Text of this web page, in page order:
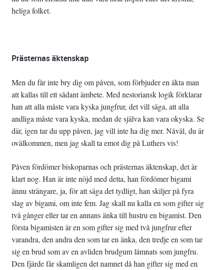
heliga folket.
Prästernas äktenskap
Men du får inte bry dig om påven, som förbjuder en äkta man
att kallas till ett sådant ämbete. Med nestoriansk logik förklarar
han att alla måste vara kyska jungfrur, det vill säga, att alla
andliga måste vara kyska, medan de själva kan vara okyska. Se
där, igen tar du upp påven, jag vill inte ha dig mer. Nåväl, du är
ovälkommen, men jag skall ta emot dig på Luthers vis!
Påven fördömer biskoparnas och prästernas äktenskap, det är
klart nog. Han är inte nöjd med detta, han fördömer bigami
ännu strängare, ja, för att säga det tydligt, han skiljer på fyra
slag av bigami, om inte fem. Jag skall nu kalla en som gifter sig
två gånger eller tar en annans änka till hustru en bigamist. Den
första bigamisten är en som gifter sig med två jungfrur efter
varandra, den andra den som tar en änka, den tredje en som tar
sig en brud som av en avliden brudgum lämnats som jungfru.
Den fjärde får skamligen det namnet då han gifter sig med en